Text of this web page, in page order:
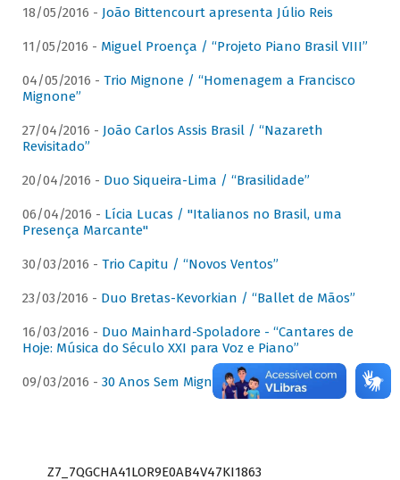
18/05/2016 - João Bittencourt apresenta Júlio Reis
11/05/2016 - Miguel Proença / “Projeto Piano Brasil VIII”
04/05/2016 - Trio Mignone / “Homenagem a Francisco
Mignone”
27/04/2016 - João Carlos Assis Brasil / “Nazareth
Revisitado”
20/04/2016 - Duo Siqueira-Lima / “Brasilidade”
06/04/2016 - Lícia Lucas / "Italianos no Brasil, uma
Presença Marcante"
30/03/2016 - Trio Capitu / “Novos Ventos”
23/03/2016 - Duo Bretas-Kevorkian / “Ballet de Mãos”
16/03/2016 - Duo Mainhard-Spoladore - “Cantares de
Hoje: Música do Século XXI para Voz e Piano”
09/03/2016 - 30 Anos Sem Mignone
Z7_7QGCHA41LOR9E0AB4V47KI1863